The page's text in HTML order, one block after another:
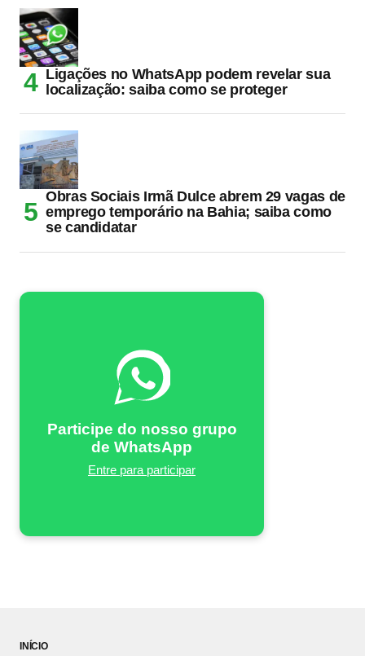
Ligações no WhatsApp podem revelar sua
localização: saiba como se proteger
Obras Sociais Irmã Dulce abrem 29 vagas de
emprego temporário na Bahia; saiba como
se candidatar
Participe do nosso grupo
de WhatsApp
Entre para participar
INÍCIO